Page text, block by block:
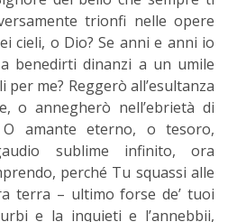
trionfi nelle opere
cieli, o Dio? Se anni e anni io
benedirti dinanzi a un umile
per me? Reggerò all’esultanza
o annegherò nell’ebrietà di
amante eterno, o tesoro,
sublime infinito, ora
perché Tu squassi alle
terra – ultimo forse de’ tuoi
e la inquieti e l’annebbii,